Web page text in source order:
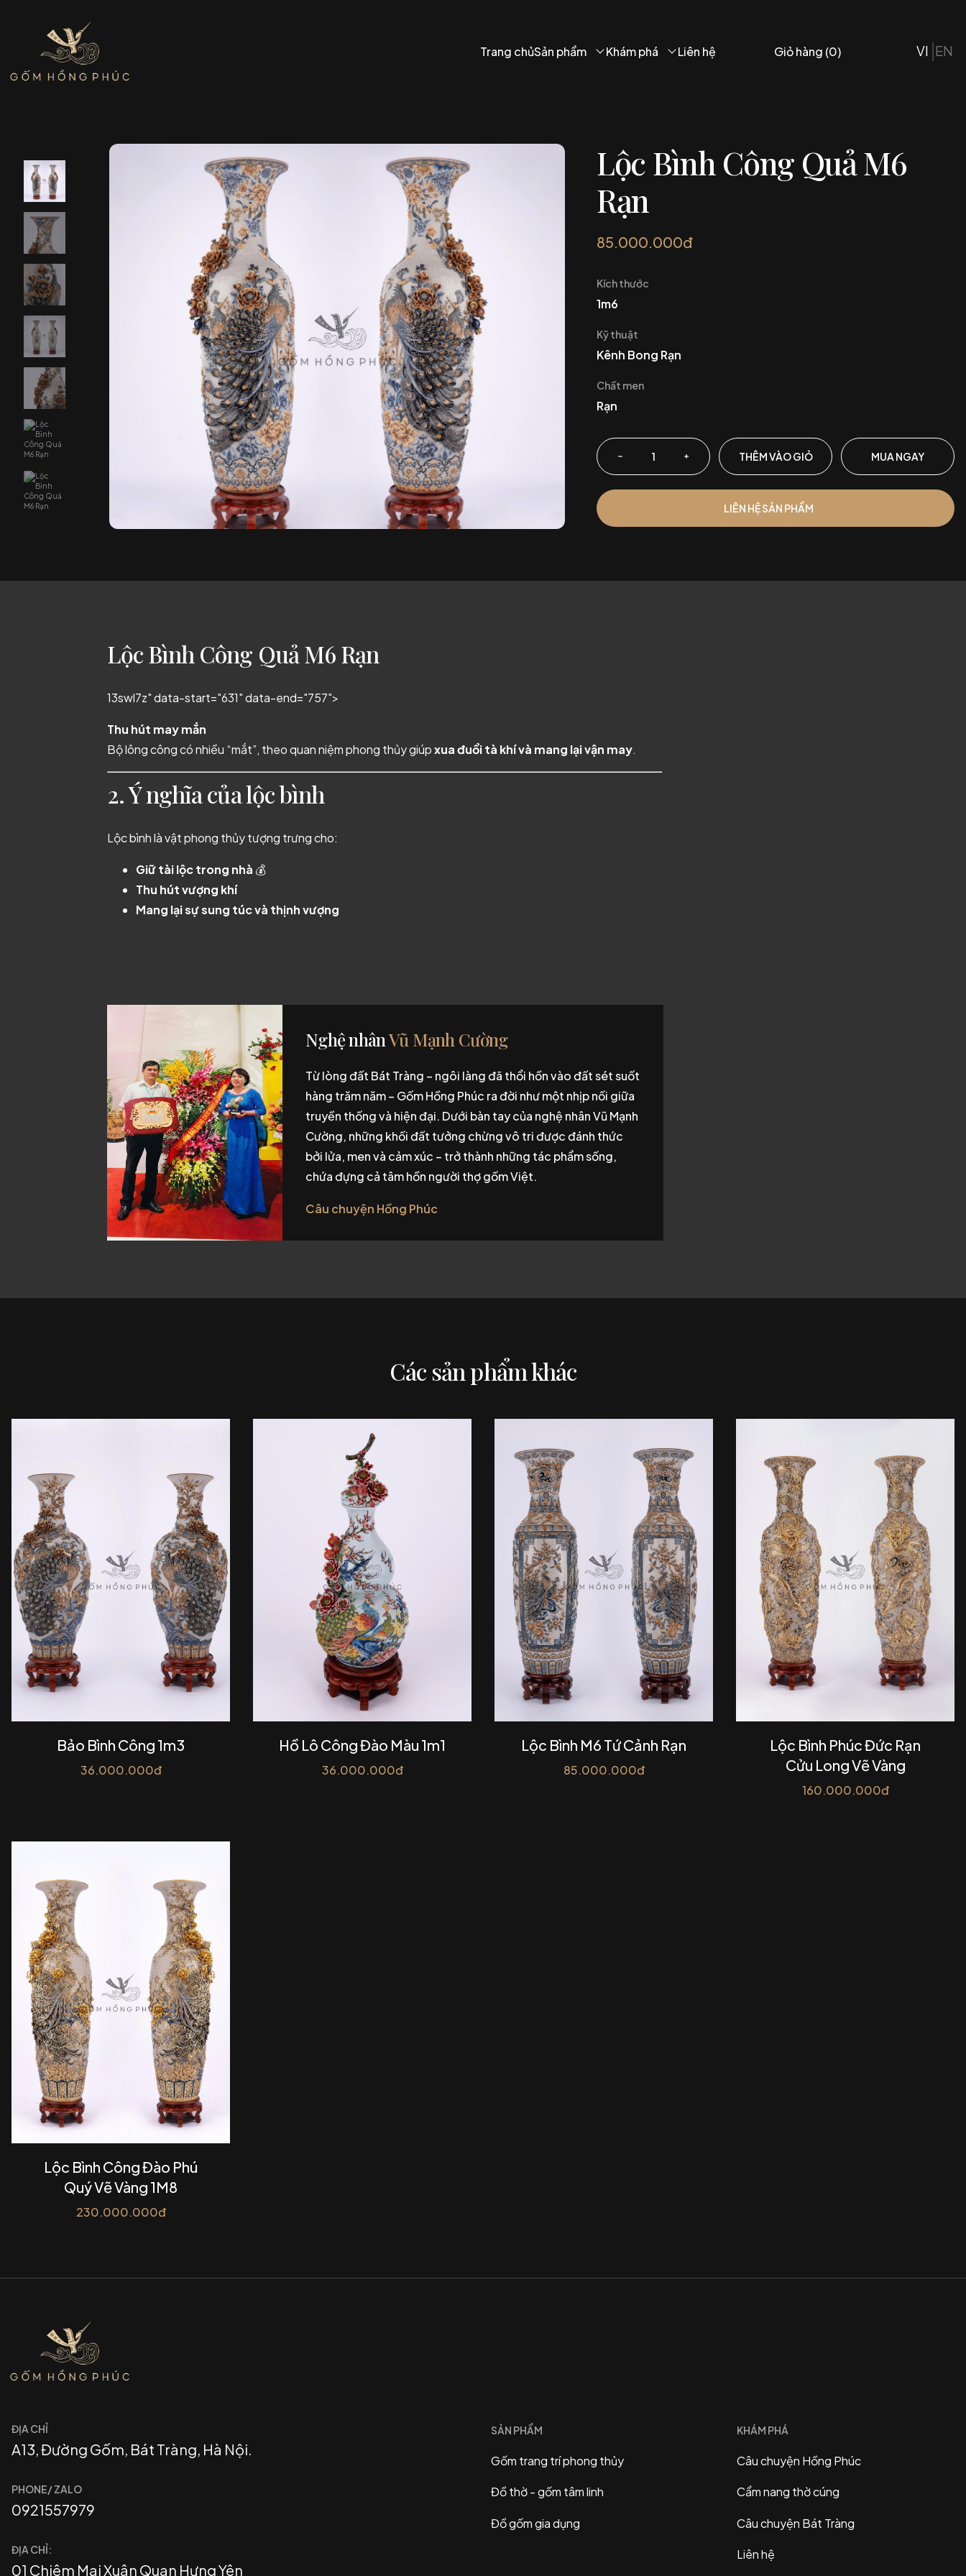
Trang chủSản phẩm Khám phá Liên hệ VI EN
Giỏ hàng (0)
Lộc Bình Công Quả M6
Rạn
85.000.000đ
Kích thước
1m6
Kỹ thuật
Kênh Bong Rạn
Chất men
Rạn
THÊM VÀO GIỎ MUA NGAY
LIÊN HỆ SẢN PHẨM
Lộc Bình Công Quả M6 Rạn
13swl7z" data-start="631" data-end="757">
Thu hút may mắn
Bộ lông công có nhiều “mắt”, theo quan niệm phong thủy giúpxua đuổi tà khí và mang lại vận may.
2. Ý nghĩa của lộc bình
Lộc bình là vật phong thủy tượng trưng cho:
Giữ tài lộc trong nhà 💰
Thu hút vượng khí
Mang lại sự sung túc và thịnh vượng
Nghệ nhânVũ Mạnh Cường
Từ lòng đất Bát Tràng – ngôi làng đã thổi hồn vào đất sét suốt
hàng trăm năm – Gốm Hồng Phúc ra đời như một nhịp nối giữa
truyền thống và hiện đại. Dưới bàn tay của nghệ nhân Vũ Mạnh
Cường, những khối đất tưởng chừng vô tri được đánh thức
bởi lửa, men và cảm xúc – trở thành những tác phẩm sống,
chứa đựng cả tâm hồn người thợ gốm Việt.
Câu chuyện Hồng Phúc
Các sản phẩm khác
Bảo Bình Công 1m3
36.000.000đ
Hồ Lô Công Đào Màu 1m1
36.000.000đ
Lộc Bình M6 Tứ Cảnh Rạn
85.000.000đ
Lộc Bình Phúc Đức Rạn
Cửu Long Vẽ Vàng
160.000.000đ
Lộc Bình Công Đào Phú
Quý Vẽ Vàng 1M8
230.000.000đ
ĐỊA CHỈ
A13, Đường Gốm, Bát Tràng, Hà Nội.
PHONE/ ZALO
0921557979
ĐỊA CHỈ:
01 Chiêm Mai Xuân Quan Hưng Yên
SẢN PHẨM
Gốm trang trí phong thủy
Đồ thờ - gốm tâm linh
Đồ gốm gia dụng
KHÁM PHÁ
Câu chuyện Hồng Phúc
Cẩm nang thờ cúng
Câu chuyện Bát Tràng
Liên hệ